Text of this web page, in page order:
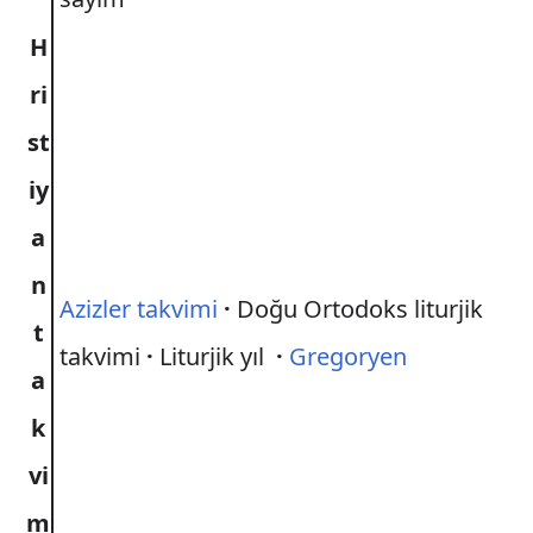
H
ri
st
iy
a
n
t
a
k
vi
m
Azizler takvimi · Doğu Ortodoks liturjik
takvimi · Liturjik yıl · Gregoryen